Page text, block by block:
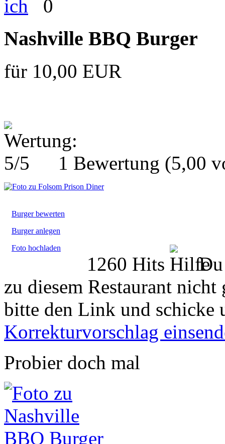
0
Nashville BBQ Burger
für 10,00 EUR
1 Bewertung (5,00
Burger bewerten
Burger anlegen
Foto hochladen
1260 Hits
zu diesem Restaurant
bitte den Link und schicke
Korrekturvorschlag
Probier doch mal